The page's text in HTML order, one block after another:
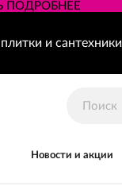
ПОДРОБНЕЕ
и сантехники
Новости и акции